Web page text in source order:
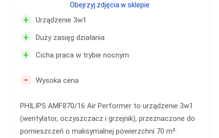
+ Urządzenie 3w1
+ Duży zasięg działania
+ Cicha praca w trybie nocnym
- Wysoka cena
PHILIPS AMF870/16 Air Performer to urządzenie 3w1
(wentylator, oczyszczacz i grzejnik), przeznaczone do
pomieszczeń o maksymalnej powierzchni 70 m².
Obejrzyj zdjęcia w sklepie